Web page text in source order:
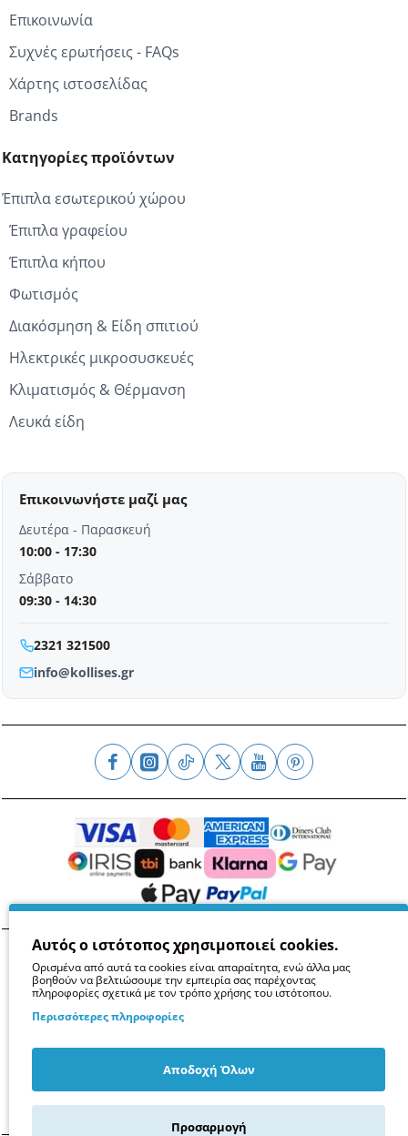
Επικοινωνία
Συχνές ερωτήσεις - FAQs
Χάρτης ιστοσελίδας
Brands
Κατηγορίες προϊόντων
Έπιπλα εσωτερικού χώρου
Έπιπλα γραφείου
Έπιπλα κήπου
Φωτισμός
Διακόσμηση & Είδη σπιτιού
Ηλεκτρικές μικροσυσκευές
Κλιματισμός & Θέρμανση
Λευκά είδη
Επικοινωνήστε μαζί μας
Δευτέρα - Παρασκευή
10:00 - 17:30
Σάββατο
09:30 - 14:30
2321 321500
info@kollises.gr
ΌροιΑπόρρητοΑσφάλειαGDPR Cookies
Αυτός ο ιστότοπος χρησιμοποιεί cookies.
Ορισμένα από αυτά τα cookies είναι απαραίτητα, ενώ άλλα μας
βοηθούν να βελτιώσουμε την εμπειρία σας παρέχοντας
πληροφορίες σχετικά με τον τρόπο χρήσης του ιστότοπου.
Περισσότερες πληροφορίες
Αποδοχή Όλων
Προσαρμογή